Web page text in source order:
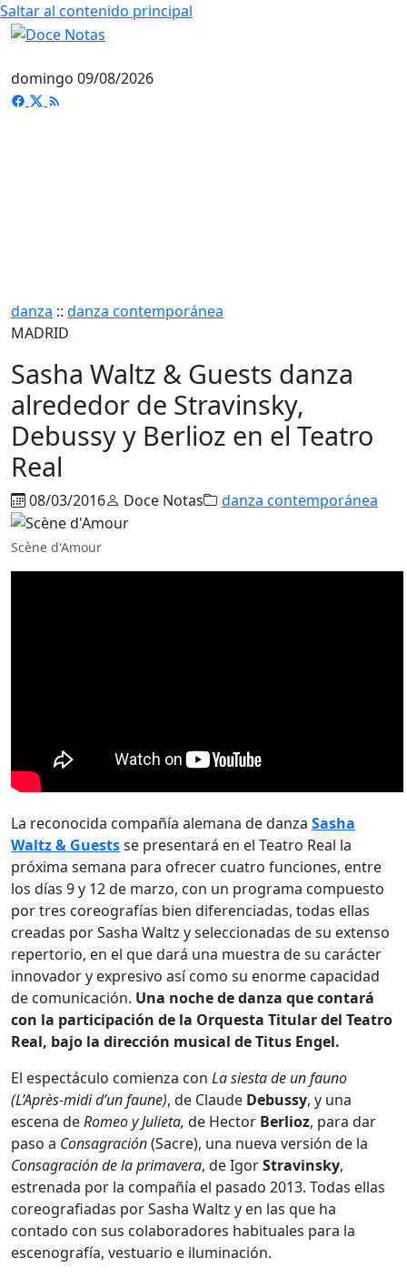
Saltar al contenido principal
domingo 09/08/2026
danza :: danza contemporánea
MADRID
Sasha Waltz & Guests danza
alrededor de Stravinsky,
Debussy y Berlioz en el Teatro
Real
08/03/2016 Doce Notas danza contemporánea
Scène d'Amour
La reconocida compañía alemana de danza Sasha
Waltz & Guestsse presentará en el Teatro Real la
próxima semana para ofrecer cuatro funciones, entre
los días 9 y 12 de marzo, con un programa compuesto
por tres coreografías bien diferenciadas, todas ellas
creadas por Sasha Waltz y seleccionadas de su extenso
repertorio, en el que dará una muestra de su carácter
innovador y expresivo así como su enorme capacidad
de comunicación. Una noche de danza que contará
con la participación de la Orquesta Titular del Teatro
Real, bajo la dirección musical de Titus Engel.
El espectáculo comienza con La siesta de un fauno
(L’Après-midi d’un faune), de Claude Debussy, y una
escena deRomeo y Julieta, de Hector Berlioz, para dar
paso a Consagración(Sacre), una nueva versión de la
Consagración de la primavera, de IgorStravinsky,
estrenada por la compañía el pasado 2013. Todas ellas
coreografiadas por Sasha Waltz y en las que ha
contado con sus colaboradores habituales para la
escenografía, vestuario e iluminación.